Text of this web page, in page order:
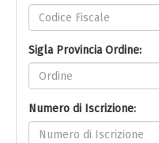
Sigla Provincia Ordine:
Numero di Iscrizione: